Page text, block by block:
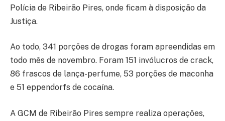
Polícia de Ribeirão Pires, onde ficam à disposição da
Justiça.
Ao todo, 341 porções de drogas foram apreendidas em
todo mês de novembro. Foram 151 invólucros de crack,
86 frascos de lança-perfume, 53 porções de maconha
e 51 eppendorfs de cocaína.
A GCM de Ribeirão Pires sempre realiza operações,